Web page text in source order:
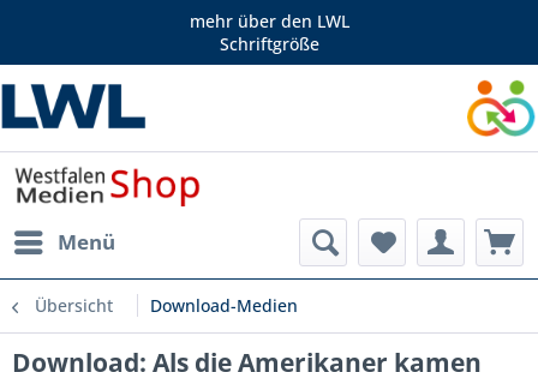
mehr über den LWL
Schriftgröße
Menü
Übersicht Download-Medien
Download: Als die Amerikaner kamen